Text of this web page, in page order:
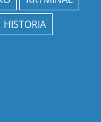
HISTORIA